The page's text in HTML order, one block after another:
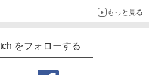
もっと見る
をフォローする